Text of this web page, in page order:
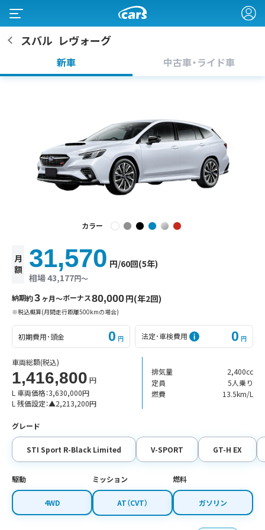
スバル レヴォーグ
新車 中古車・ライド車
カラー
月
額
相場 43,177円〜
31,570 円/60回(5年)
納期約3ヶ月〜ボーナス80,000円(年2回)
※税込概算(月間走行距離500kmの場合)
初期費用･頭金 0 円 法定･車検費用 0 円
車両総額(税込)
1,416,800 円
L 車両価格：3,630,000円
L 残価設定：▲2,213,200円
排気量
2,400cc
定員
5人乗り
燃費
13.5km/L
グレード
STI Sport R-Black Limited V-SPORT GT-H EX
駆動
4WD
ミッション
AT（CVT）
燃料
ガソリン